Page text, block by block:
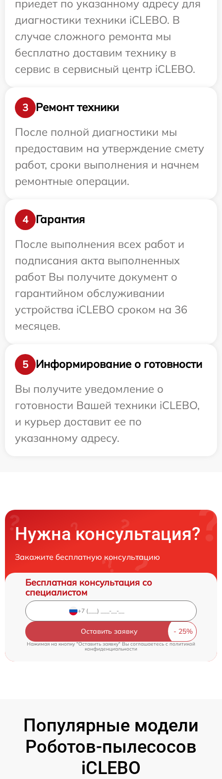
приедет по указанному адресу для
диагностики техники iCLEBO. В
случае сложного ремонта мы
бесплатно доставим технику в
сервис в сервисный центр iCLEBO.
3
Ремонт техники
После полной диагностики мы
предоставим на утверждение смету
работ, сроки выполнения и начнем
ремонтные операции.
4
Гарантия
После выполнения всех работ и
подписания акта выполненных
работ Вы получите документ о
гарантийном обслуживании
устройства iCLEBO сроком на 36
месяцев.
5
Информирование о готовности
Вы получите уведомление о
готовности Вашей техники iCLEBO,
и курьер доставит ее по
указанному адресу.
Нужна консультация?
Закажите бесплатную консультацию
Бесплатная консультация со
специалистом
Оставить заявку
Нажимая на кнопку "Оставить заявку" Вы соглашаетесь cполитикой
конфиденциальности
Популярные модели
Роботов-пылесосов
iCLEBO